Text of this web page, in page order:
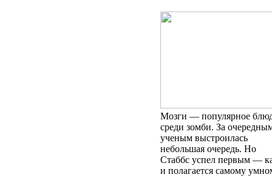
Мозги — популярное
среди зомби. За
ученым выстроилась
небольшая очередь. Но
Стаббс успел первым —
и полагается самому